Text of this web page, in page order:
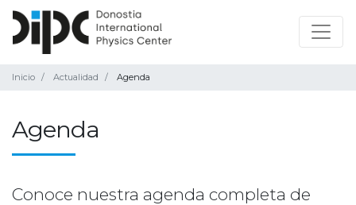
Inicio Actualidad Agenda
Agenda
Conoce nuestra agenda completa de